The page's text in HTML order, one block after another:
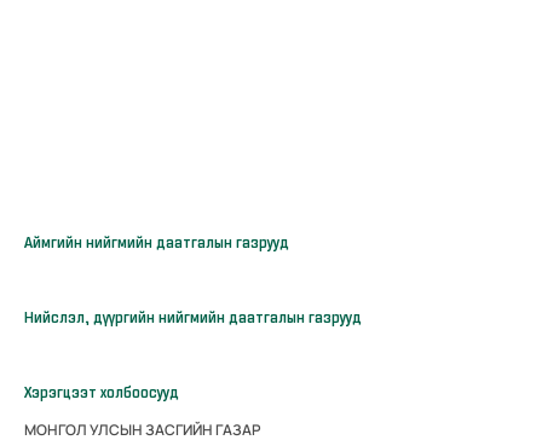
Аймгийн нийгмийн даатгалын газрууд
Нийслэл, дүүргийн нийгмийн даатгалын газрууд
Хэрэгцээт холбоосууд
МОНГОЛ УЛСЫН ЗАСГИЙН ГАЗАР